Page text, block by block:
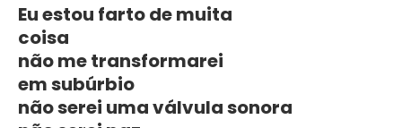
Eu estou farto de muita
coisa
não me transformarei
em subúrbio
não serei uma válvula sonora